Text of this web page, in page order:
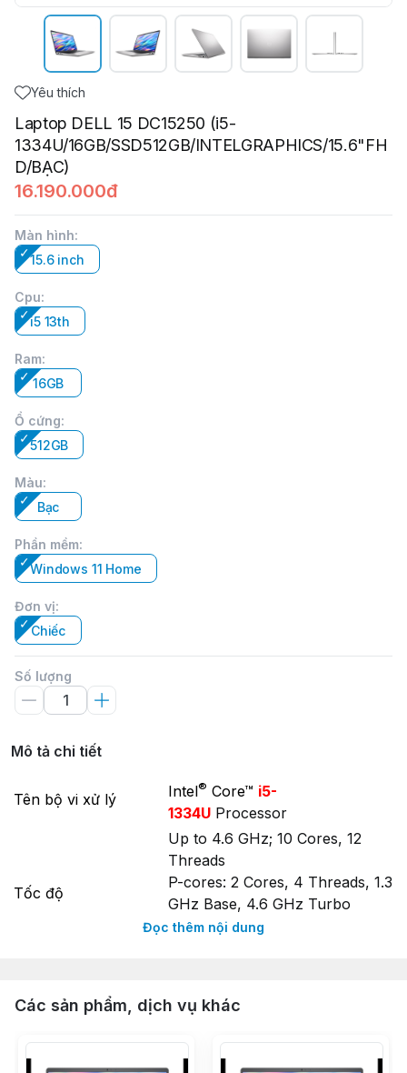
Yêu thích
Laptop DELL 15 DC15250 (i5-
1334U/16GB/SSD512GB/INTELGRAPHICS/15.6"FH
D/BẠC)
16.190.000đ
Màn hình:
15.6 inch
Cpu:
i5 13th
Ram:
16GB
Ổ cứng:
512GB
Màu:
Bạc
Phần mềm:
Windows 11 Home
Đơn vị:
Chiếc
Số lượng
Mô tả chi tiết
Tên bộ vi xử lý Intel® Core™ i5-
1334U Processor
Tốc độ
Up to 4.6 GHz; 10 Cores, 12
Threads
P-cores: 2 Cores, 4 Threads, 1.3
GHz Base, 4.6 GHz Turbo
E-cores: 8 Cores, 8 Threads,
Bộ nhớ trong (RAM Laptop)
2 x DDR4 2666MHz SODIMM
Đọc thêm nội dung
Các sản phẩm, dịch vụ khác